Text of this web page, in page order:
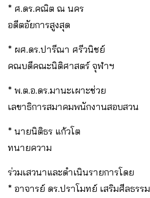
* ศ.ดร.คณิต ณ นคร
อดีตอัยการสูงสุด
* ผศ.ดร.ปารีณา ศรีวนิชย์
คณบดีคณะนิติศาสตร์ จุฬาฯ
* พ.ต.อ.ดร.มานะเผาะช่วย
เลขาธิการสมาคมพนักงานสอบสวน
* นายนิติธร แก้วโต
ทนายความ
ร่วมเสวนาและดำเนินรายการโดย
* อาจารย์ ดร.ปราโมทย์ เสริมศีลธรรม